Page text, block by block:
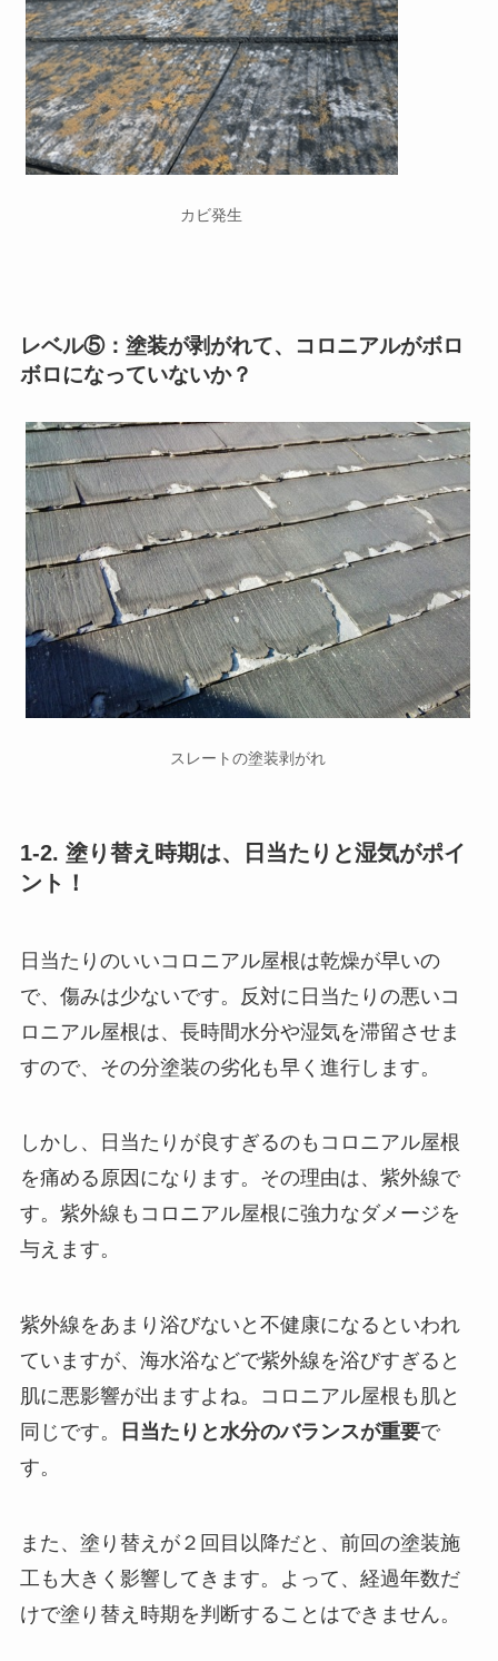
カビ発生
レベル⑤：塗装が剥がれて、コロニアルがボロ
ボロになっていないか？
スレートの塗装剥がれ
1-2. 塗り替え時期は、日当たりと湿気がポイ
ント！
日当たりのいいコロニアル屋根は乾燥が早いの
で、傷みは少ないです。反対に日当たりの悪いコ
ロニアル屋根は、長時間水分や湿気を滞留させま
すので、その分塗装の劣化も早く進行します。
しかし、日当たりが良すぎるのもコロニアル屋根
を痛める原因になります。その理由は、紫外線で
す。紫外線もコロニアル屋根に強力なダメージを
与えます。
紫外線をあまり浴びないと不健康になるといわれ
ていますが、海水浴などで紫外線を浴びすぎると
肌に悪影響が出ますよね。コロニアル屋根も肌と
同じです。
日当たりと水分のバランスが重要で
す。
また、塗り替えが２回目以降だと、前回の塗装施
工も大きく影響してきます。よって、経過年数だ
けで塗り替え時期を判断することはできません。